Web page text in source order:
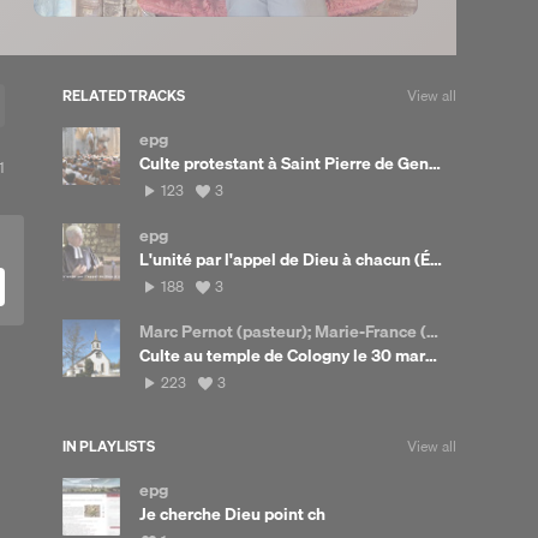
View
1
RELATED TRACKS View all
epg
Culte protestant à Saint Pierre de Genève le 19 avril 2026
123
123
View
3
epg
L'unité par l'appel de Dieu à chacun (Éphésiens 4)
188
188
View
likes
3
Marc Pernot (pasteur); Marie-France (prière), Norberto Broggini (claviers)
Culte au temple de Cologny le 30 mars 2025
223
223
View
3
IN PLAYLISTS View all
epg
Je cherche Dieu point ch